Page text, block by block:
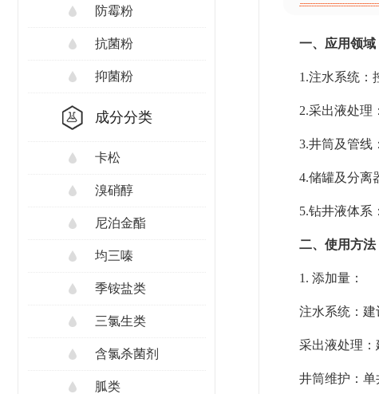
防霉粉
抗菌粉
抑菌粉
成分分类
卡松
溴硝醇
尼泊金酯
均三嗪
季铵盐类
三氯生类
含氯杀菌剂
胍类
一、应用领域
1.注水系统：
2.采出液处理
3.井筒及管线
4.储罐及分离
5.钻井液体系
二、使用方法
1. 添加量：
注水系统：建
采出液处理：
井筒维护：单